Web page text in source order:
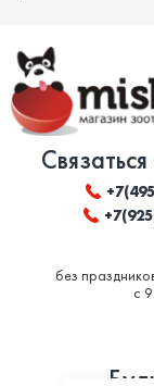
без
с